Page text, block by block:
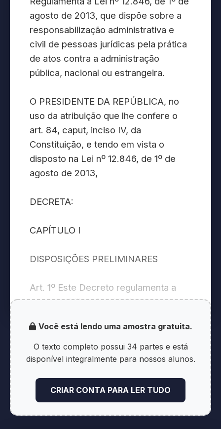
agosto de 2013, que dispõe sobre a
responsabilização administrativa e
civil de pessoas jurídicas pela prática
de atos contra a administração
pública, nacional ou estrangeira.
O PRESIDENTE DA REPÚBLICA, no
uso da atribuição que lhe confere o
art. 84, caput, inciso IV, da
Constituição, e tendo em vista o
disposto na Lei nº 12.846, de 1º de
agosto de 2013,
DECRETA:
CAPÍTULO I
DISPOSIÇÕES PRELIMINARES
Art. 1º Este Decreto regulamenta a
responsabilização objetiva
jurídicas pela prática de atos contra a
administração pública, nacional ou
estrangeira, de que trata a Lei nº
§ 1º A Lei nº 12.846, de 2013, aplica-
se aos atos lesivos praticados:
Você está lendo uma amostra gratuita.
O texto completo possui 34 partes e está
disponível integralmente para nossos alunos.
CRIAR CONTA PARA LER TUDO